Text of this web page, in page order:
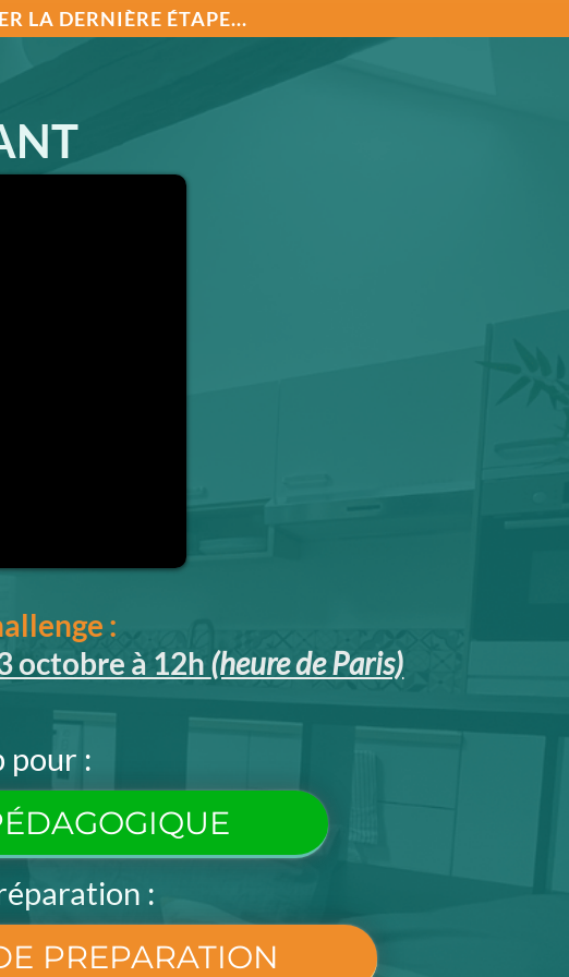
LA DERNIÈRE ÉTAPE...
:
octobre à 12h (heure de Paris)
pour :
:
PREPARATION